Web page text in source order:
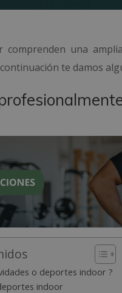
comprenden una
te damos
o deportes indoor ?
indoor